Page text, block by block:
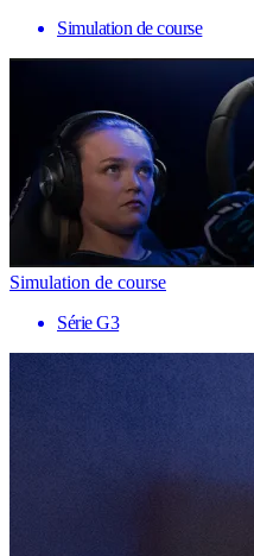
Simulation de course
Simulation de course
Série G3